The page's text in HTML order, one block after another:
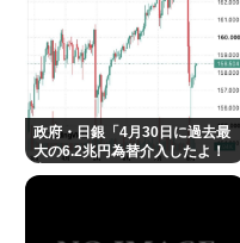
政府・日銀「4月30日に過去最
大の6.2兆円為替介入したよ！